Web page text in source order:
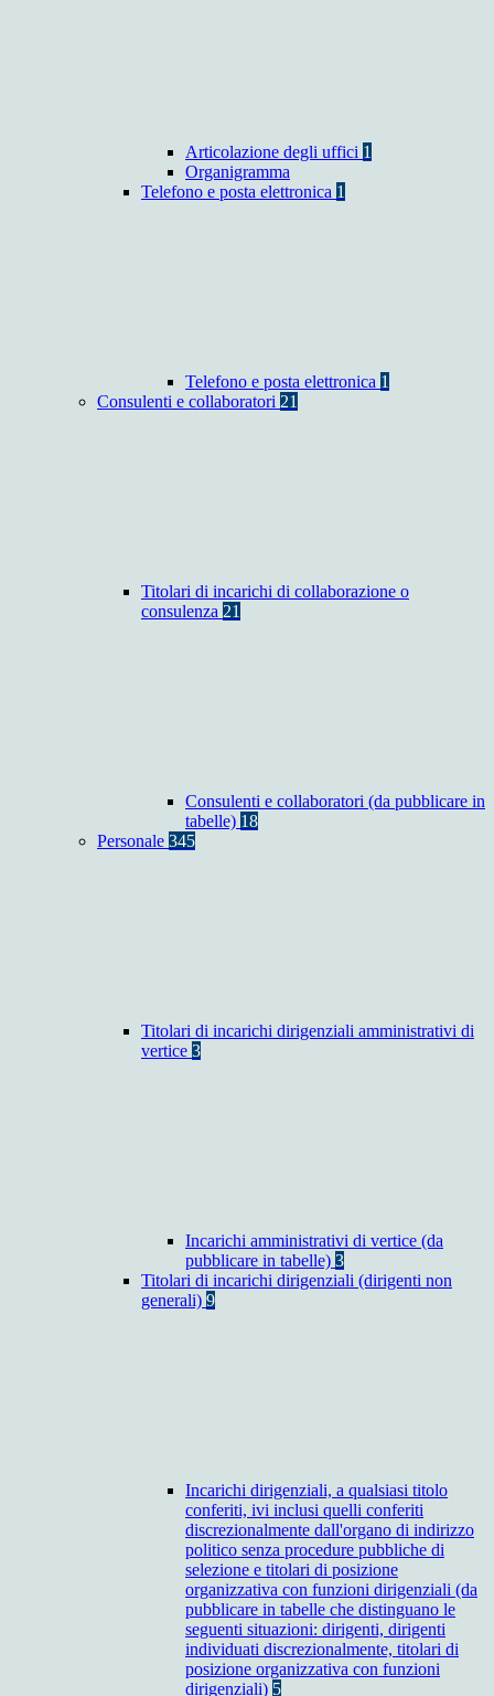
Articolazione degli uffici 1
Organigramma
Telefono e posta elettronica 1
Telefono e posta elettronica 1
Consulenti e collaboratori 21
Titolari di incarichi di collaborazione o
consulenza 21
Consulenti e collaboratori (da pubblicare in
tabelle) 18
Personale 345
Titolari di incarichi dirigenziali amministrativi di
vertice 3
Incarichi amministrativi di vertice (da
pubblicare in tabelle) 3
Titolari di incarichi dirigenziali (dirigenti non
generali) 9
Incarichi dirigenziali, a qualsiasi titolo
conferiti, ivi inclusi quelli conferiti
discrezionalmente dall'organo di indirizzo
politico senza procedure pubbliche di
selezione e titolari di posizione
organizzativa con funzioni dirigenziali (da
pubblicare in tabelle che distinguano le
seguenti situazioni: dirigenti, dirigenti
individuati discrezionalmente, titolari di
posizione organizzativa con funzioni
dirigenziali) 5